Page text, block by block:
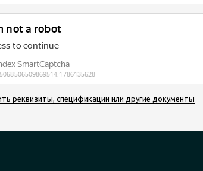
реквизиты, спецификации или другие документы